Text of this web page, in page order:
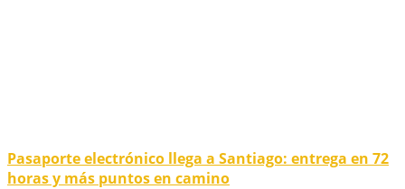
Pasaporte electrónico llega a Santiago: entrega en 72
horas y más puntos en camino